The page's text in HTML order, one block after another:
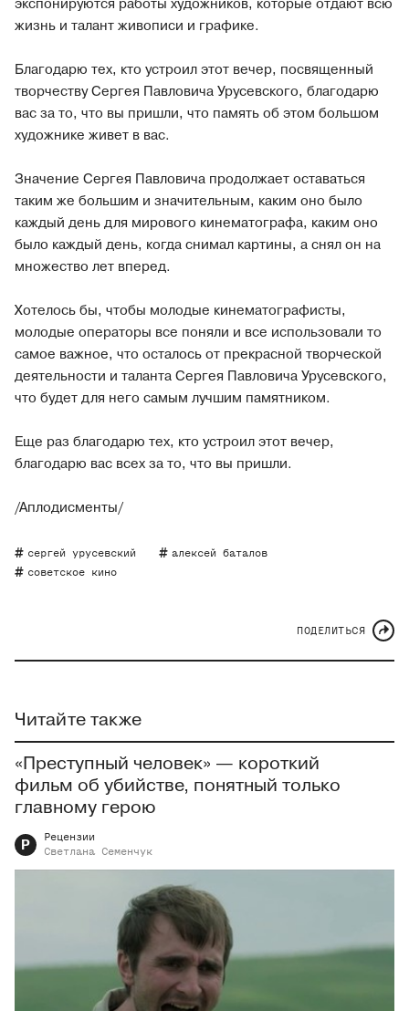
экспонируются работы художников, которые отдают всю
жизнь и талант живописи и графике.
Благодарю тех, кто устроил этот вечер, посвященный
творчеству Сергея Павловича Урусевского, благодарю
вас за то, что вы пришли, что память об этом большом
художнике живет в вас.
Значение Сергея Павловича продолжает оставаться
таким же большим и значительным, каким оно было
каждый день для мирового кинематографа, каким оно
было каждый день, когда снимал картины, а снял он на
множество лет вперед.
Хотелось бы, чтобы молодые кинематографисты,
молодые операторы все поняли и все использовали то
самое важное, что осталось от прекрасной творческой
деятельности и таланта Сергея Павловича Урусевского,
что будет для него самым лучшим памятником.
Еще раз благодарю тех, кто устроил этот вечер,
благодарю вас всех за то, что вы пришли.
/Аплодисменты/
сергей урусевский
алексей баталов
советское кино
ПОДЕЛИТЬСЯ
Читайте также
«Преступный человек» — короткий
фильм об убийстве, понятный только
главному герою
Р
Рецензии
Светлана
Семенчук